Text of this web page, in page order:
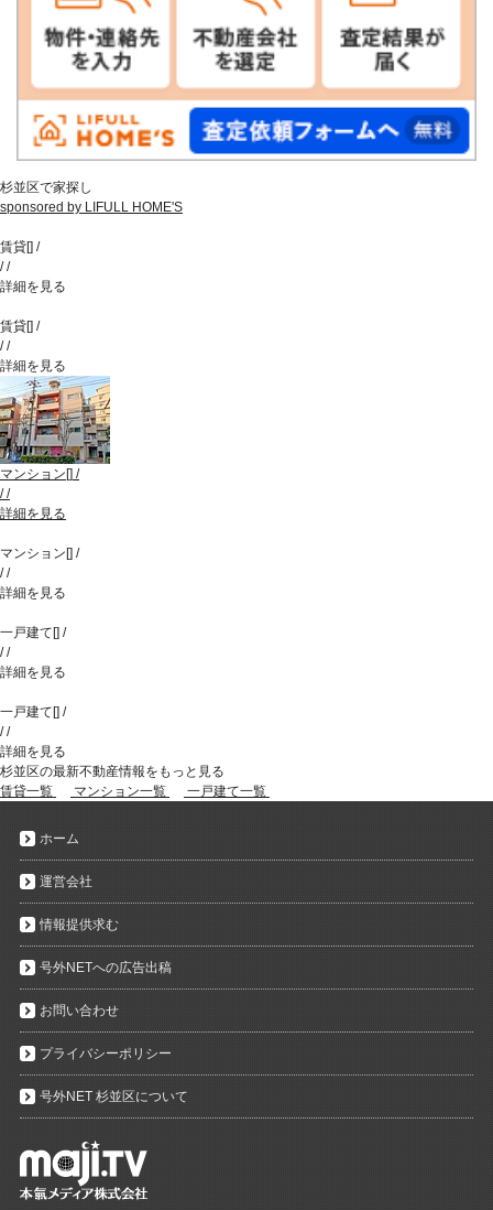
杉並区で家探し
sponsored by LIFULL HOME'S
賃貸[] /
//
詳細を見る
賃貸[] /
//
詳細を見る
マンション [] /
//
詳細を見る
マンション [] /
//
詳細を見る
一戸建て [] /
//
詳細を見る
一戸建て [] /
//
詳細を見る
杉並区の最新不動産情報をもっと見る
賃貸一覧
マンション一覧 一戸建て一覧
ホーム
運営会社
情報提供求む
号外NETへの広告出稿
お問い合わせ
プライバシーポリシー
号外NET 杉並区について